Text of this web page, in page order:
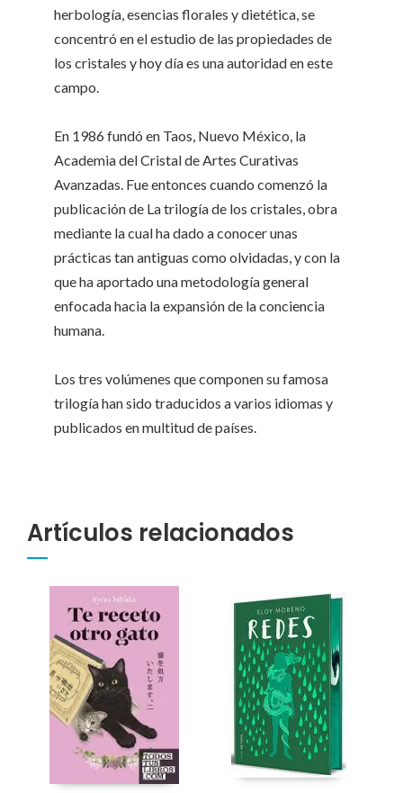
herbología, esencias florales y dietética, se
concentró en el estudio de las propiedades de
los cristales y hoy día es una autoridad en este
campo.
En 1986 fundó en Taos, Nuevo México, la
Academia del Cristal de Artes Curativas
Avanzadas. Fue entonces cuando comenzó la
publicación de La trilogía de los cristales, obra
mediante la cual ha dado a conocer unas
prácticas tan antiguas como olvidadas, y con la
que ha aportado una metodología general
enfocada hacia la expansión de la conciencia
humana.
Los tres volúmenes que componen su famosa
trilogía han sido traducidos a varios idiomas y
publicados en multitud de países.
Artículos relacionados